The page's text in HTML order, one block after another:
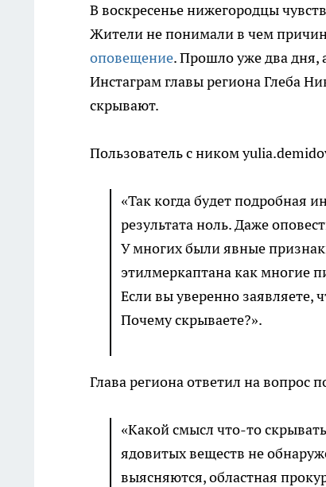
В воскресенье нижегородцы
Жители не понимали в чем
оповещение. Прошло уже два дня,
Инстаграм главы региона Глеба
скрывают.
Пользователь с ником
«Так когда будет подробная
результата ноль. Даже
У многих были явные
этилмеркаптана как многие
Если вы уверенно заявляете,
Почему скрываете?».
Глава региона ответил на вопрос
«Какой смысл что-то
ядовитых веществ не
выясняются, областная